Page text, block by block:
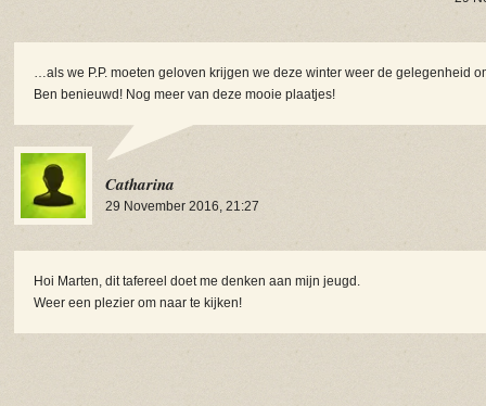
…als we P.P. moeten geloven krijgen we deze winter weer de gelegenheid
Ben benieuwd! Nog meer van deze mooie plaatjes!
Catharina
29 November 2016, 21:27
Hoi Marten, dit tafereel doet me denken aan mijn jeugd.
Weer een plezier om naar te kijken!